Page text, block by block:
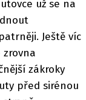
už se na
Ještě víc
zrovna
zákroky
před sirénou